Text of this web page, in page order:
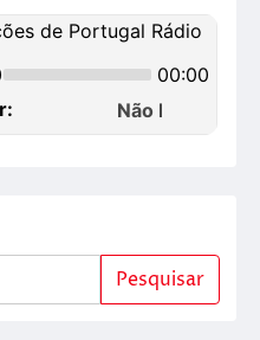
Pesquisar